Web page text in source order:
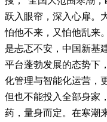
跃入眼帘，深入心扉。
怕他不来，又怕他乱来
是忐忑不安，中国新基
平台蓬勃发展的态势下
化管理与智能化运营，
但也不能投入全部身家
药，量身而定。在寒潮